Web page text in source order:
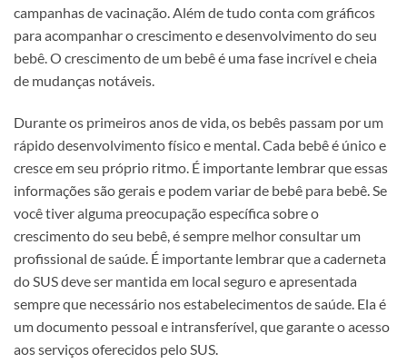
campanhas de vacinação. Além de tudo conta com gráficos
para acompanhar o crescimento e desenvolvimento do seu
bebê. O crescimento de um bebê é uma fase incrível e cheia
de mudanças notáveis.
Durante os primeiros anos de vida, os bebês passam por um
rápido desenvolvimento físico e mental. Cada bebê é único e
cresce em seu próprio ritmo. É importante lembrar que essas
informações são gerais e podem variar de bebê para bebê. Se
você tiver alguma preocupação específica sobre o
crescimento do seu bebê, é sempre melhor consultar um
profissional de saúde. É importante lembrar que a caderneta
do SUS deve ser mantida em local seguro e apresentada
sempre que necessário nos estabelecimentos de saúde. Ela é
um documento pessoal e intransferível, que garante o acesso
aos serviços oferecidos pelo SUS.